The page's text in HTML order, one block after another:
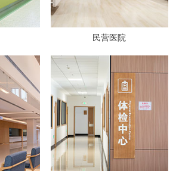
民营医院